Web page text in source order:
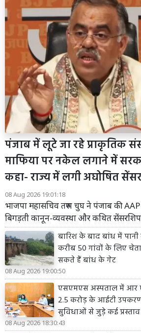
पंजाब में लूटे जा रहे प्राकृतिक
माफिया पर नकेल लगाने में
कहा- राज्य में लगी अघोषित
08 Aug 2026 19:01:18
भाजपा महासचिव तरुण चुघ ने पंजाब की
बिगड़ती कानून-व्यवस्था और कथित
बारिश के बाद बांध में
करीब 50 गांवों के लिए
सकते हैं बांध के गेट
08 Aug 2026 19:00:50
एसएमएस अस्पताल में
2.5 करोड़ के आईटी
सुविधाओं से जुड़े कई
08 Aug 2026 18:30:43